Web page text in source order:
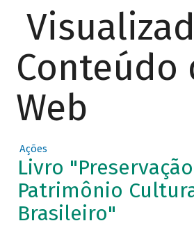
Conteúdo
Web
Ações
Livro
Patrimônio
Brasileiro"